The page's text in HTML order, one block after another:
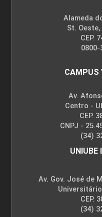
Alameda
St. Oeste,
CEP.
0800-
CAMPUS
Av.
Centro -
CEP.
CNPJ -
(34)
UNIUBE
Av. Gov. José de
CEP.
(34)